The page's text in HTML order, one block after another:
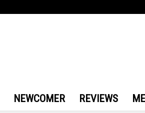
NEWCOMER REVIEWS